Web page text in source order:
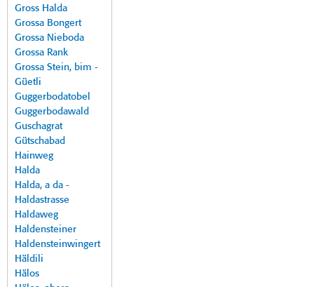
Gross Halda
Grossa Bongert
Grossa Nieboda
Grossa Rank
Grossa Stein, bim -
Güetli
Guggerbodatobel
Guggerbodawald
Guschagrat
Gütschabad
Hainweg
Halda
Halda, a da -
Haldastrasse
Haldaweg
Haldensteiner
Haldensteinwingert
Häldili
Hälos